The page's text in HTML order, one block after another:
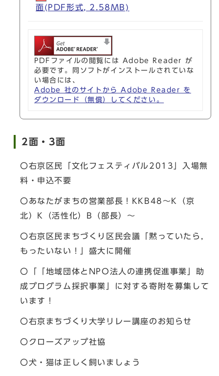
面(PDF形式, 2.58MB)
PDFファイルの閲覧には Adobe Reader が
必要です。同ソフトがインストールされていな
い場合には、
Adobe 社のサイトから Adobe Reader を
ダウンロード（無償）してください。
2面・3面
〇右京区民「文化フェスティバル2013」入場無
料・申込不要
〇あなたがまちの営業部長！KKB48～K（京
北）K（活性化）B（部長）～
〇右京区民まちづくり区民会議「黙っていたら，
もったいない！」盛大に開催
〇「「地域団体とNPO法人の連携促進事業」助
成プログラム採択事業」に対する寄附を募集して
います！
〇右京まちづくり大学リレー講座のお知らせ
〇クローズアップ社協
〇犬・猫は正しく飼いましょう